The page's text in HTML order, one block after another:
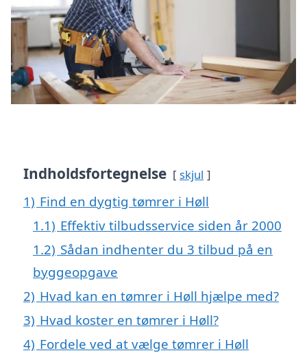
Indholdsfortegnelse skjul
1) Find en dygtig tømrer i Høll
1.1) Effektiv tilbudsservice siden år 2000
1.2) Sådan indhenter du 3 tilbud på en
byggeopgave
2) Hvad kan en tømrer i Høll hjælpe med?
3) Hvad koster en tømrer i Høll?
4) Fordele ved at vælge tømrer i Høll